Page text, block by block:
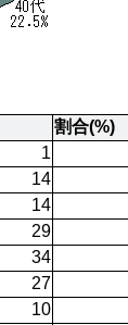
割合(%)
1
14
14
29
34
27
10